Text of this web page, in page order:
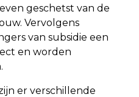
geschetst van de
Vervolgens
van subsidie een
en worden
er verschillende